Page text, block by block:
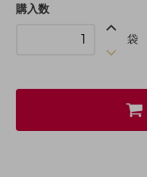
購入数
袋